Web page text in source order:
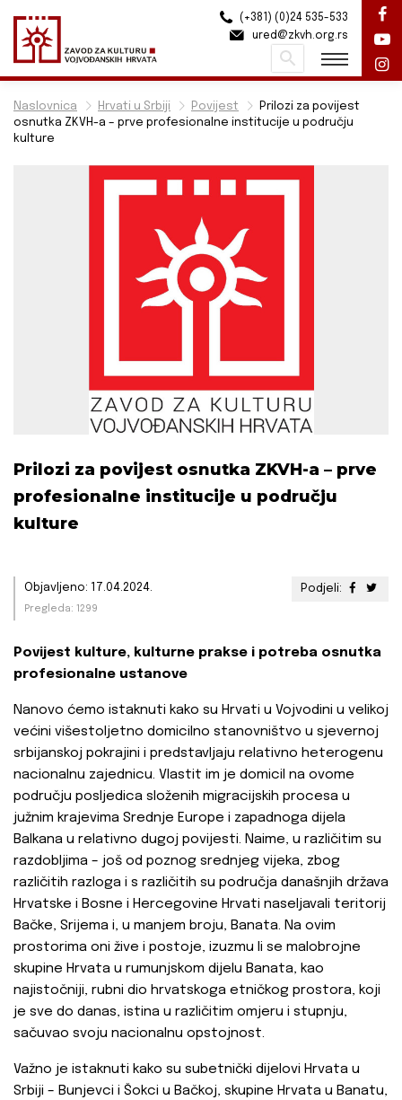
Naslovnica Hrvati u Srbiji Povijest
Prilozi za povijest
osnutka ZKVH-a – prve profesionalne institucije u području
kulture
Prilozi za povijest osnutka ZKVH-a – prve
profesionalne institucije u području
kulture
Podjeli:
Objavljeno: 17.04.2024.
Pregleda: 1299
Povijest kulture, kulturne prakse i potreba osnutka
profesionalne ustanove
Nanovo ćemo istaknuti kako su Hrvati u Vojvodini u velikoj
većini višestoljetno domicilno stanovništvo u sjevernoj
srbijanskoj pokrajini i predstavljaju relativno heterogenu
nacionalnu zajednicu. Vlastit im je domicil na ovome
području posljedica složenih migracijskih procesa u
južnim krajevima Srednje Europe i zapadnoga dijela
Balkana u relativno dugoj povijesti. Naime, u različitim su
razdobljima – još od poznog srednjeg vijeka, zbog
različitih razloga i s različitih su područja današnjih država
Hrvatske i Bosne i Hercegovine Hrvati naseljavali teritorij
Bačke, Srijema i, u manjem broju, Banata. Na ovim
prostorima oni žive i postoje, izuzmu li se malobrojne
skupine Hrvata u rumunjskom dijelu Banata, kao
najistočniji, rubni dio hrvatskoga etničkog prostora, koji
je sve do danas, istina u različitim omjeru i stupnju,
sačuvao svoju nacionalnu opstojnost.
Važno je istaknuti kako su subetnički dijelovi Hrvata u
Srbiji – Bunjevci i Šokci u Bačkoj, skupine Hrvata u Banatu,
(+381) (0)24 535-533
ured@zkvh.org.rs
Pretraži